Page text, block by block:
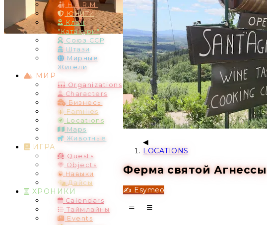
H.A.R.M.
ЮНИТИ
Клан
"Катакури"
Союз ССР
Штази
Мирные
Жители
МИР
Organizations
Characters
Бизнесы
Families
Locations
Maps
Животные
ИГРА
Quests
Objects
Навыки
Дайсы
ХРОНИКИ
Calendars
Таймлайны
Events
LOCATIONS
Ферма святой Агнессы
✍️ Esymeo